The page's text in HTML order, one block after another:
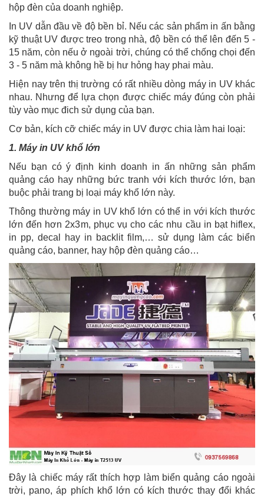
hộp đèn của doanh nghiệp.
In UV dẫn đầu về độ bền bỉ. Nếu các sản phẩm in ấn bằng
kỹ thuật UV được treo trong nhà, độ bền có thể lên đến 5 -
15 năm, còn nếu ở ngoài trời, chúng có thể chống chọi đến
3 - 5 năm mà không hề bị hư hỏng hay phai màu.
Hiện nay trên thị trường có rất nhiều dòng máy in UV khác
nhau. Nhưng để lựa chọn được chiếc máy đúng còn phải
tùy vào mục đich sử dụng của bạn.
Cơ bản, kích cỡ chiếc máy in UV được chia làm hai loại:
1. Máy in UV khổ lớn
Nếu bạn có ý định kinh doanh in ấn những sản phẩm
quảng cáo hay những bức tranh với kích thước lớn, bạn
buộc phải trang bị loại máy khổ lớn này.
Thông thường máy in UV khổ lớn có thể in với kích thước
lớn đến hơn 2x3m, phục vụ cho các nhu cầu in bạt hiflex,
in pp, decal hay in backlit film,… sử dụng làm các biển
quảng cáo, banner, hay hộp đèn quảng cáo…
Đây là chiếc máy rất thích hợp làm biển quảng cáo ngoài
trời, pano, áp phích khổ lớn có kích thước thay đổi khác